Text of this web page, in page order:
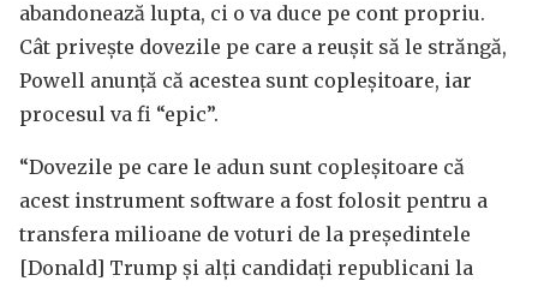
abandonează lupta, ci o va duce pe cont propriu.
Cât privește dovezile pe care a reușit să le străngă,
Powell anunță că acestea sunt copleșitoare, iar
procesul va fi “epic”.
“Dovezile pe care le adun sunt copleșitoare că
acest instrument software a fost folosit pentru a
transfera milioane de voturi de la președintele
[Donald] Trump și alți candidați republicani la